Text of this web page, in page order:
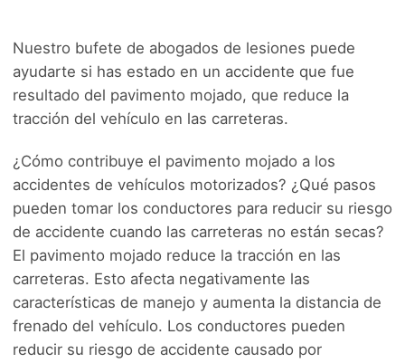
Nuestro bufete de abogados de lesiones puede
ayudarte si has estado en un accidente que fue
resultado del pavimento mojado, que reduce la
tracción del vehículo en las carreteras.
¿Cómo contribuye el pavimento mojado a los
accidentes de vehículos motorizados? ¿Qué pasos
pueden tomar los conductores para reducir su riesgo
de accidente cuando las carreteras no están secas?
El pavimento mojado reduce la tracción en las
carreteras. Esto afecta negativamente las
características de manejo y aumenta la distancia de
frenado del vehículo. Los conductores pueden
reducir su riesgo de accidente causado por